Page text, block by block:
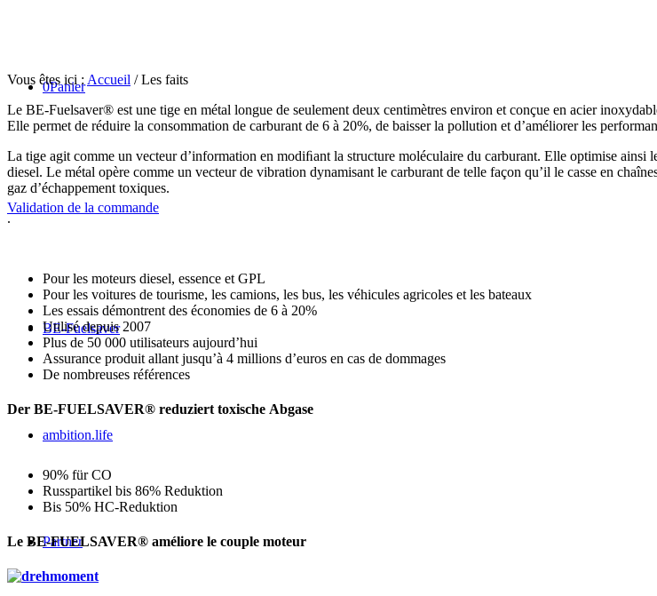
0Panier
Validation de la commande
BE-Fuelsaver
ambition.life
Partner
Vous êtes ici : Accueil / Les faits
Le BE-Fuelsaver® est une tige en métal longue de seulement deux centimètres environ et conçue en acier
Elle permet de réduire la consommation de carburant de 6 à 20%, de baisser la pollution et d’améliorer les
La tige agit comme un vecteur d’information en modiﬁant la structure moléculaire du carburant. Elle optimise ainsi
diesel. Le métal opère comme un vecteur de vibration dynamisant le carburant de telle façon qu’il le casse en
gaz d’échappement toxiques.
.
Pour les moteurs diesel, essence et GPL
Pour les voitures de tourisme, les camions, les bus, les véhicules agricoles et les bateaux
Les essais démontrent des économies de 6 à 20%
Utilisé depuis 2007
Plus de 50 000 utilisateurs aujourd’hui
Assurance produit allant jusqu’à 4 millions d’euros en cas de dommages
De nombreuses références
Der BE-FUELSAVER® reduziert toxische Abgase
90% für CO
Russpartikel bis 86% Reduktion
Bis 50% HC‐Reduktion
Le BE-FUELSAVER® améliore le couple moteur